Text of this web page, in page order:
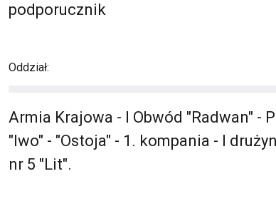
podporucznik
Oddział:
Armia Krajowa - I Obwód "Radwan" -
"Iwo" - "Ostoja" - 1. kompania - I
nr 5 "Lit".